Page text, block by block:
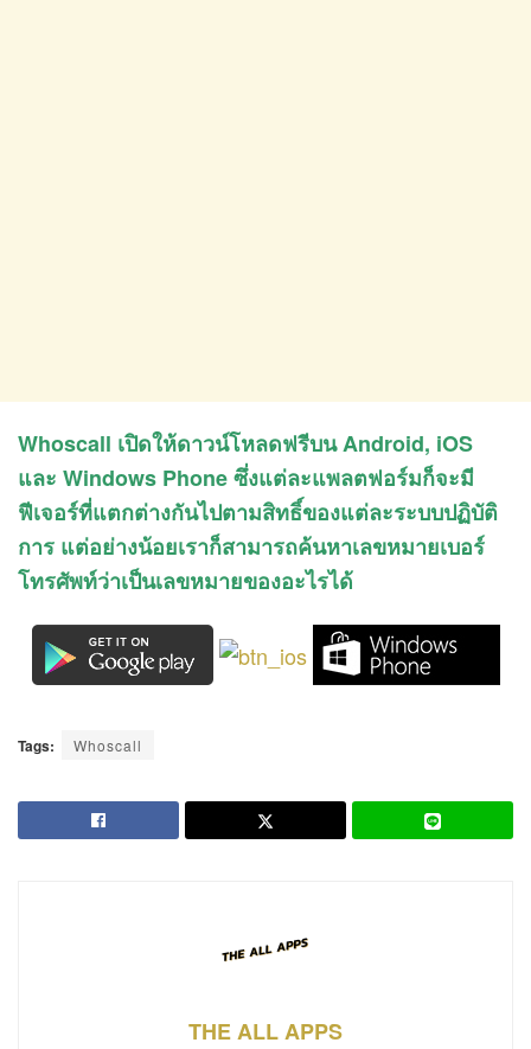
Whoscall เปิดให้ดาวน์โหลดฟรีบน Android, iOS
และ Windows Phone ซึ่งแต่ละแพลตฟอร์มก็จะมี
ฟีเจอร์ที่แตกต่างกันไปตามสิทธิ์ของแต่ละระบบปฏิบัติ
การ แต่อย่างน้อยเราก็สามารถค้นหาเลขหมายเบอร์
โทรศัพท์ว่าเป็นเลขหมายของอะไรได้
Tags: Whoscall
THE ALL APPS